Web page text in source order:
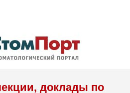
доклады по